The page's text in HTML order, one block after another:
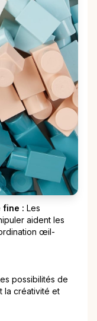
fine : Les
aident les
œil-
possibilités de
la créativité et